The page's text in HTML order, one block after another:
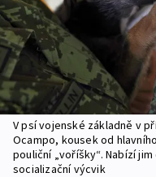
V psí vojenské základně v
Ocampo, kousek od
pouliční „voříšky“. Nabízí
socializační výcvik